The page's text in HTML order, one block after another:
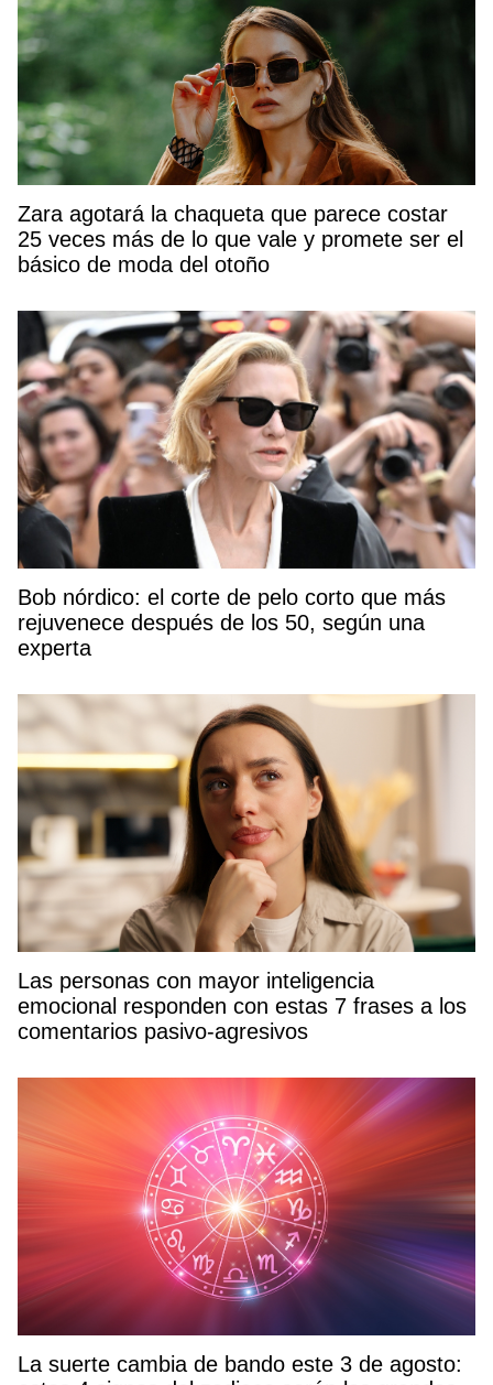
Zara agotará la chaqueta que parece costar
25 veces más de lo que vale y promete ser el
básico de moda del otoño
Bob nórdico: el corte de pelo corto que más
rejuvenece después de los 50, según una
experta
Las personas con mayor inteligencia
emocional responden con estas 7 frases a los
comentarios pasivo-agresivos
La suerte cambia de bando este 3 de agosto: